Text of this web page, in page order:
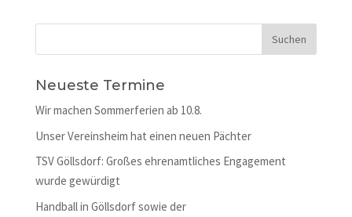
Neueste Termine
Wir machen Sommerferien ab 10.8.
Unser Vereinsheim hat einen neuen Pächter
TSV Göllsdorf: Großes ehrenamtliches Engagement
wurde gewürdigt
Handball in Göllsdorf sowie der